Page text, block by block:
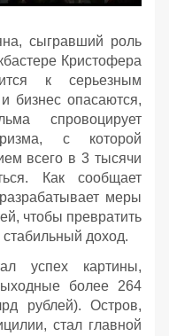
сыгравший роль
Кристофера
к серьезным
бизнес опасаются,
спровоцирует
с которой
всего в 3 тысячи
Как сообщает
меры
чтобы превратить
доход.
успех картины,
более 264
рублей). Остров,
стал главной